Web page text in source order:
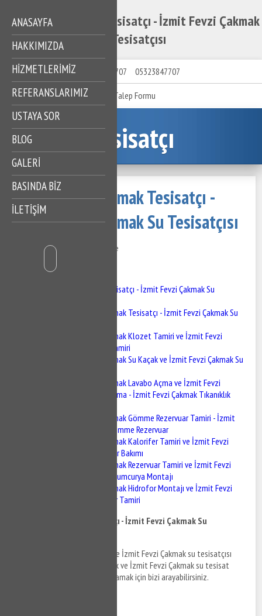
İzmit Fevzi Çakmak Tesisatçı - İzmit Fevzi Çakmak
Su Tesisatçısı
ANASAYFA
HAKKIMIZDA
HIZMETLERIMIZ
REFERANSLARIMIZ
USTAYA SOR
BLOG
GALERİ
BASINDA BİZ
İLETİŞİM
05323847707 05323847707
Talep Formu
Tesisatçı
İzmit Fevzi Çakmak Tesisatçı -
İzmit Fevzi Çakmak Su Tesisatçısı
25 Kasım 2020 579 Görüntüleme
İçindekiler
İzmit Fevzi Çakmak Tesisatçı - İzmit Fevzi Çakmak Su
İzmit Fevzi Çakmak Tesisatçı - İzmit Fevzi Çakmak Su
İzmit Fevzi Çakmak Klozet Tamiri ve İzmit Fevzi
Çakmak Sifon Tamiri
İzmit Fevzi Çakmak Su Kaçak ve İzmit Fevzi Çakmak Su
İzmit Fevzi Çakmak Lavabo Açma ve İzmit Fevzi
Çakmak Gider Açma - İzmit Fevzi Çakmak Tıkanıklık
İzmit Fevzi Çakmak Gömme Rezervuar Tamiri - İzmit
Fevzi Çakmak Gömme Rezervuar
İzmit Fevzi Çakmak Kalorifer Tamiri ve İzmit Fevzi
Çakmak Kalorifer Bakımı
İzmit Fevzi Çakmak Rezervuar Tamiri ve İzmit Fevzi
Çakmak BUğur Mumcurya Montajı
İzmit Fevzi Çakmak Hidrofor Montajı ve İzmit Fevzi
Çakmak Hidrofor Tamiri
İzmit Fevzi Çakmak Tesisatçı - İzmit Fevzi Çakmak Su
İzmit Fevzi Çakmak tesisatçı ve İzmit Fevzi Çakmak su tesisatçısı
hizmetleri hakkında bilgi almak ve İzmit Fevzi Çakmak su tesisat
hakkında detaylara erişim sağlamak için bizi arayabilirsiniz.